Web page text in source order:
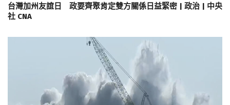
台灣加州友誼日 政要齊聚肯定雙方關係日益緊密 | 政治 | 中央
社 CNA